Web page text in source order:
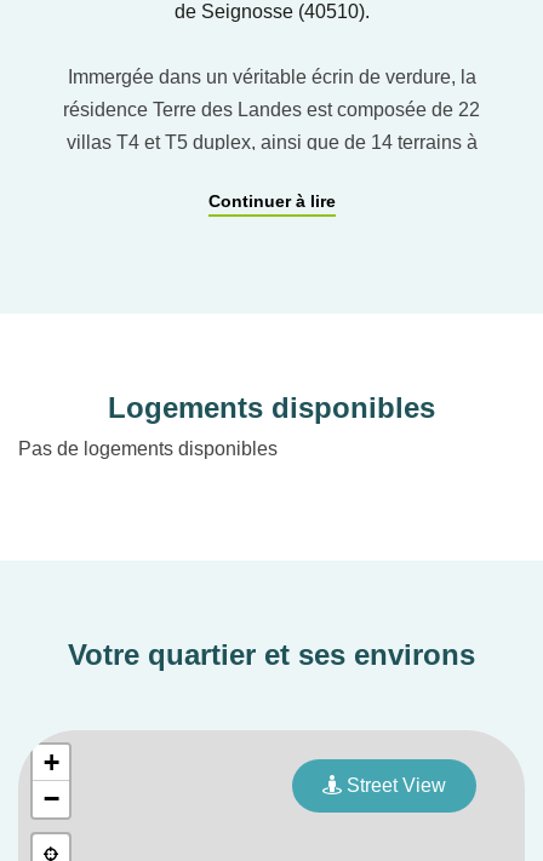
de Seignosse (40510).
Immergée dans un véritable écrin de verdure, la
résidence Terre des Landes est composée de 22
villas T4 et T5 duplex, ainsi que de 14 terrains à
611 m² à 1 234 m², viabilisés et piscinables,
particulièrement recherché pour sa qualité de vie.
Continuer à lire
Logements disponibles
Pas de logements disponibles
Votre quartier et ses environs
+
−
Street View